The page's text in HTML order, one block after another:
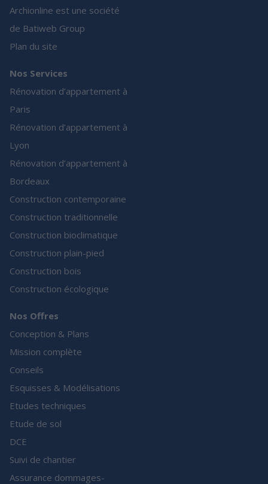
Archionline est une société
de Batiweb Group
Plan du site
Nos Services
Rénovation d’appartement à
Paris
Rénovation d’appartement à
Lyon
Rénovation d’appartement à
Bordeaux
Construction contemporaine
Construction traditionnelle
Construction bioclimatique
Construction plain-pied
Construction bois
Construction écologique
Nos Offres
Conception & Plans
Mission complète
Conseils
Esquisses & Modélisations
Etudes techniques
Etude de sol
DCE
Suivi de chantier
Assurance dommages-